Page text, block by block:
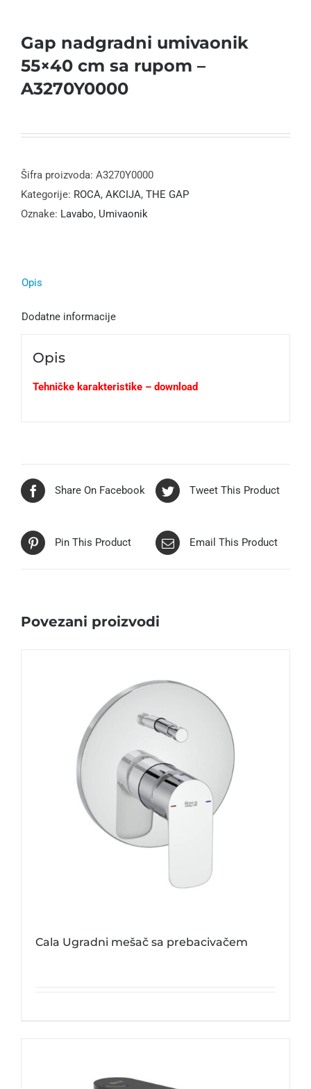
Gap nadgradni umivaonik
55×40 cm sa rupom –
A3270Y0000
Šifra proizvoda: A3270Y0000
Kategorije: ROCA, AKCIJA, THE GAP
Oznake: Lavabo, Umivaonik
Opis
Dodatne informacije
Opis
Tehničke karakteristike – download
Share On Facebook Tweet This Product
Pin This Product Email This Product
Povezani proizvodi
Cala Ugradni mešač sa prebacivačem